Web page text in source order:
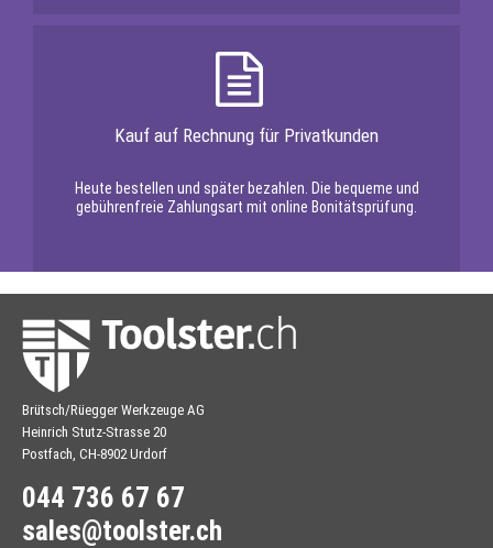
Kauf auf Rechnung für Privatkunden
Heute bestellen und später bezahlen. Die bequeme und
gebührenfreie Zahlungsart mit online Bonitätsprüfung.
Brütsch/Rüegger Werkzeuge AG
Heinrich Stutz-Strasse 20
Postfach, CH-8902 Urdorf
044 736 67 67
sales@toolster.ch